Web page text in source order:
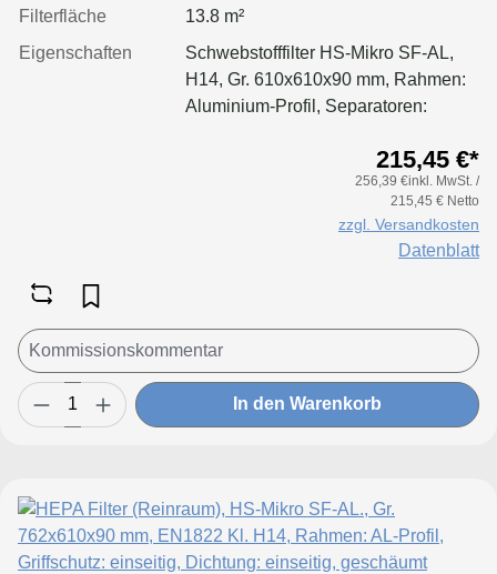
Filterfläche
13.8 m²
Eigenschaften
Schwebstofffilter HS-Mikro SF-AL,
H14, Gr. 610x610x90 mm, Rahmen:
Aluminium-Profil, Separatoren:
Griffschutz: pulverbeschichtet215,45 €*
256,39 €inkl. MwSt. /
215,45 € Netto
zzgl. Versandkosten
Datenblatt
In den Warenkorb